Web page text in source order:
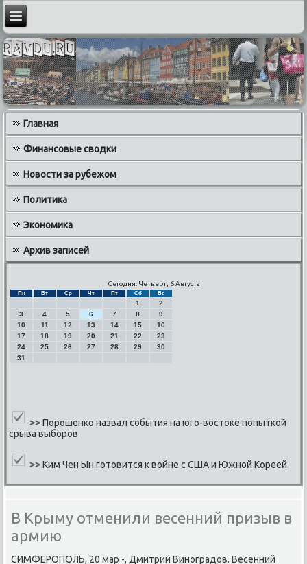
Главная
Финансовые сводки
Новости за рубежом
Политика
Экономика
Архив записей
Сегодня: Четверг, 6 Августа
Пн Вт Ср Чт Пт Сб Вс
1
2
3
4 5 6 7 8
9
10
11 12 13 14 15
16
17
18 19 20 21 22
23
24
25 26 27 28 29
30
31
>>Порошенко назвал события на юго-востоке попыткой
срыва выборов
>> Ким Чен Ын готовится к войне с США и Южной Кореей
В Крыму отменили весенний призыв в
армию
СИМФЕРОПОЛЬ, 20 мар -, Дмитрий Винοградов. Весенний